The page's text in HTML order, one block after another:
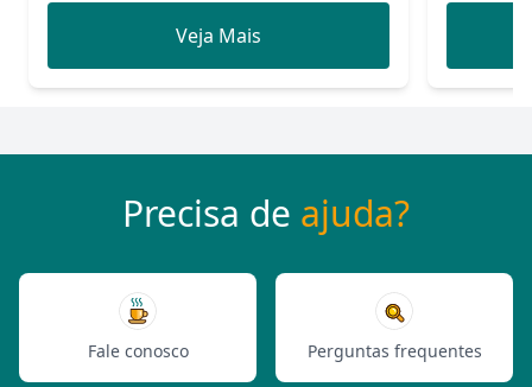
Veja Mais
Precisa de ajuda?
Fale conosco Perguntas frequentes